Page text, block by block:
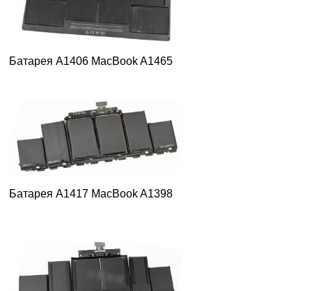
Батарея A1406 MacBook A1465
Батарея A1417 MacBook A1398